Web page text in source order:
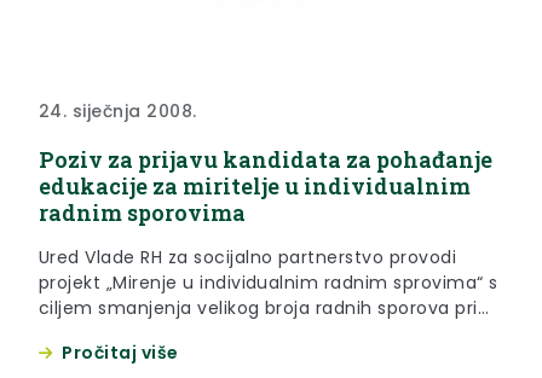
24. siječnja 2008.
Poziv za prijavu kandidata za pohađanje
edukacije za miritelje u individualnim
radnim sporovima
Ured Vlade RH za socijalno partnerstvo provodi
projekt „Mirenje u individualnim radnim sprovima“ s
ciljem smanjenja velikog broja radnih sporova pri
alternativnog načina rješavanja sporova između
Pročitaj više